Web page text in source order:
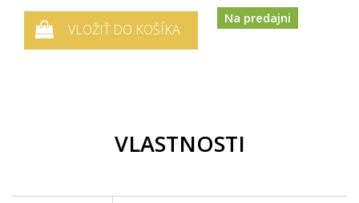
VLOŽIŤ DO KOŠÍKA
Na predajni
VLASTNOSTI